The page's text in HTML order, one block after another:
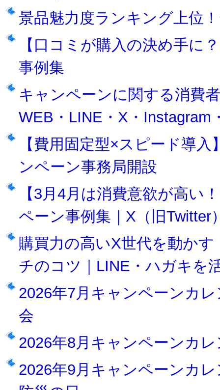
景品魅力度ランキング上位
【口コミが購入の決め手に
事例集
キャンペーンに関する消費
WEB・LINE・X・
【費用固定型×スピード導
ンペーン事務局開設
【3月4月は消費意欲が高い
ペーン事例集｜X（旧Twitter
購買力の高いX世代を動か
チのコツ｜LINE・ハガキを
2026年7月キャンペーンカ
会
2026年8月キャンペーンカ
2026年9月キャンペーンカ